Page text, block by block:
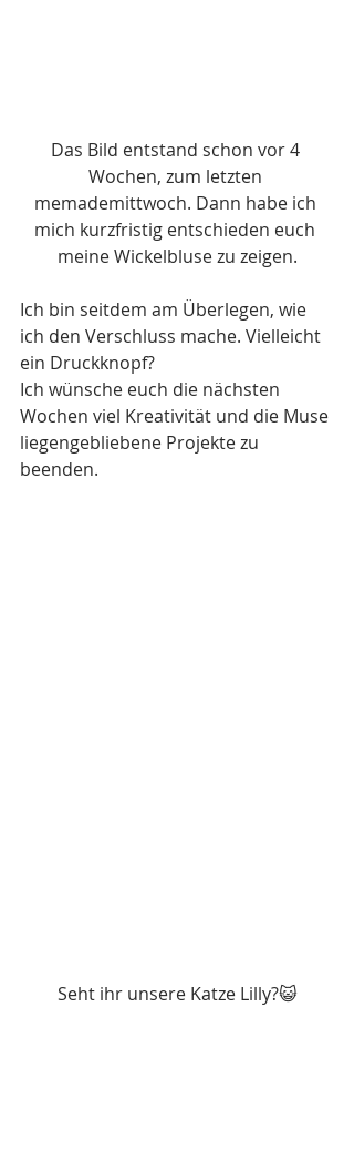
Das Bild entstand schon vor 4
Wochen, zum letzten
memademittwoch. Dann habe ich
mich kurzfristig entschieden euch
meine Wickelbluse zu zeigen.
Ich bin seitdem am Überlegen, wie
ich den Verschluss mache. Vielleicht
ein Druckknopf?
Ich wünsche euch die nächsten
Wochen viel Kreativität und die Muse
liegengebliebene Projekte zu
beenden.
Seht ihr unsere Katze Lilly?😺